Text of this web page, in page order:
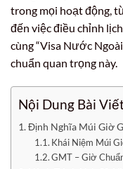
trong mọi hoạt động,
đến việc điều chỉnh
cùng “Visa Nước
chuẩn quan trọng này.
Nội Dung Bài
Định Nghĩa Múi Giờ
Khái Niệm Múi
GMT – Giờ